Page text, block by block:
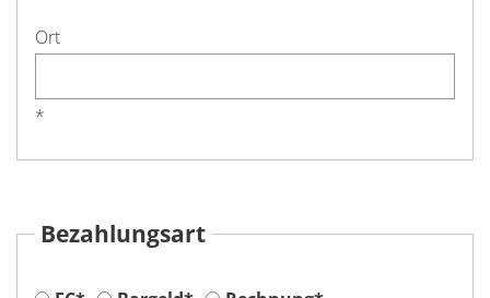
Ort
*
Bezahlungsart